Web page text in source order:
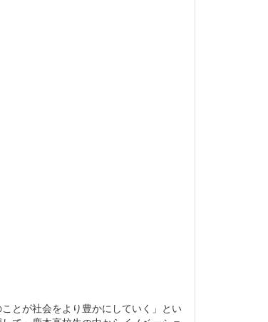
とが社会をより豊かにしていく」とい